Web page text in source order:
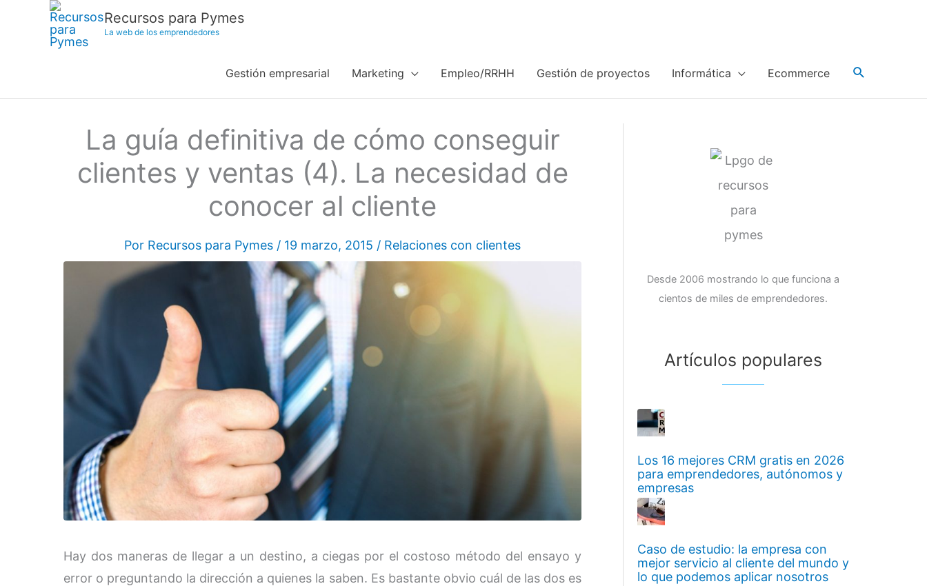
Recursos para Pymes
La web de los emprendedores
Gestión empresarial Marketing Empleo/RRHH Gestión de proyectos Informática Ecommerce
La guía definitiva de cómo conseguir
clientes y ventas (4). La necesidad de
conocer al cliente
Por Recursos para Pymes / 19 marzo, 2015 / Relaciones con clientes
Hay dos maneras de llegar a un destino, a ciegas por el costoso método del ensayo y
error o preguntando la dirección a quienes la saben. Es bastante obvio cuál de las dos es
Desde 2006 mostrando lo que funciona a
cientos de miles de emprendedores.
Artículos populares
Los 16 mejores CRM gratis en 2026
para emprendedores, autónomos y
empresas
Caso de estudio: la empresa con
mejor servicio al cliente del mundo y
lo que podemos aplicar nosotros